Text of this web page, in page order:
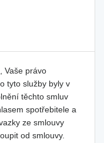
Vaše právo
tyto služby byly v
těchto smluv
spotřebitele a
ze smlouvy
od smlouvy.